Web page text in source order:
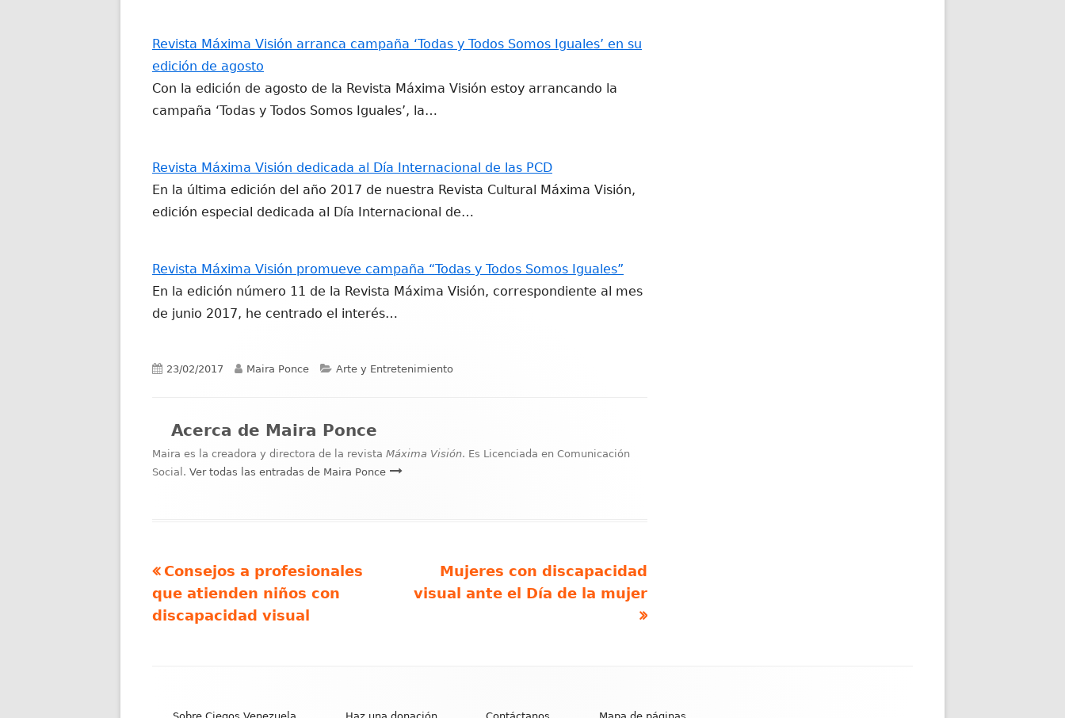
Revista Máxima Visión arranca campaña ‘Todas y Todos Somos Iguales’ en su
edición de agosto
Con la edición de agosto de la Revista Máxima Visión estoy arrancando la
campaña ‘Todas y Todos Somos Iguales’, la…
Revista Máxima Visión dedicada al Día Internacional de las PCD
En la última edición del año 2017 de nuestra Revista Cultural Máxima Visión,
edición especial dedicada al Día Internacional de…
Revista Máxima Visión promueve campaña “Todas y Todos Somos Iguales”
En la edición número 11 de la Revista Máxima Visión, correspondiente al mes
de junio 2017, he centrado el interés…
Publicado
23/02/2017 Autor
Maira Ponce Categorías
Arte y Entretenimiento
Acerca de Maira Ponce
Maira es la creadora y directora de la revista Máxima Visión. Es Licenciada en Comunicación
Social. Ver todas las entradas de Maira Ponce
Navegación
de
Artículo
anterior
Consejos a profesionales
que atienden niños con
discapacidad visual
Artículo
siguiente
Mujeres con discapacidad
visual ante el Día de la mujer